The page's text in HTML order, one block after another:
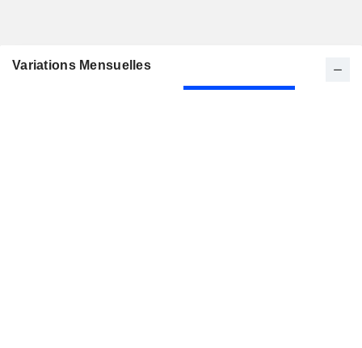
Variations Mensuelles